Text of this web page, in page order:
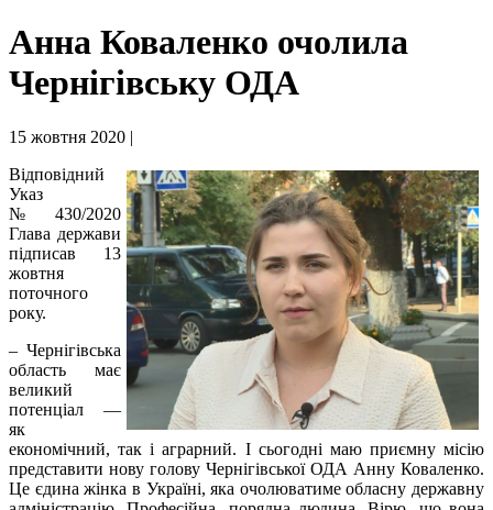
Анна Коваленко очолила
Чернігівську ОДА
15 жовтня 2020 |
Відповідний
Указ
№430/2020
Глава держави
підписав 13
жовтня
поточного
року.
– Чернігівська
область має
великий
потенціал —
як
економічний, так і аграрний. І сьогодні маю приємну місію
представити нову голову Чернігівської ОДА Анну Коваленко.
Це єдина жінка в Україні, яка очолюватиме обласну державну